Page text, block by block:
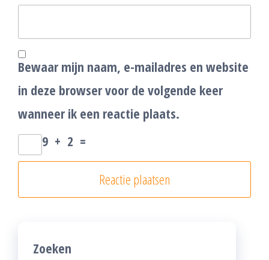
Bewaar mijn naam, e-mailadres en website
in deze browser voor de volgende keer
wanneer ik een reactie plaats.
9 + 2 =
Zoeken